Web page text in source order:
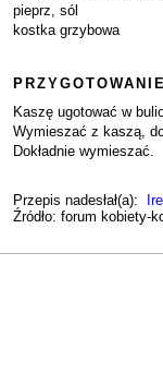
pieprz, sól
kostka grzybowa
Kaszę ugotować w
Wymieszać z kaszą,
Dokładnie wymieszać.
Przepis nadesłał(a):
Źródło: forum kobiety-